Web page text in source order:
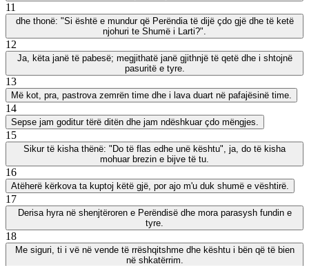
11
dhe thonë: "Si është e mundur që Perëndia të dijë çdo gjë dhe të ketë
njohuri te Shumë i Larti?".
12
Ja, këta janë të pabesë; megjithatë janë gjithnjë të qetë dhe i shtojnë
pasuritë e tyre.
13
Më kot, pra, pastrova zemrën time dhe i lava duart në pafajësinë time.
14
Sepse jam goditur tërë ditën dhe jam ndëshkuar çdo mëngjes.
15
Sikur të kisha thënë: "Do të flas edhe unë kështu", ja, do të kisha
mohuar brezin e bijve të tu.
16
Atëherë kërkova ta kuptoj këtë gjë, por ajo m'u duk shumë e vështirë.
17
Derisa hyra në shenjtëroren e Perëndisë dhe mora parasysh fundin e
tyre.
18
Me siguri, ti i vë në vende të rrëshqitshme dhe kështu i bën që të bien
në shkatërrim.